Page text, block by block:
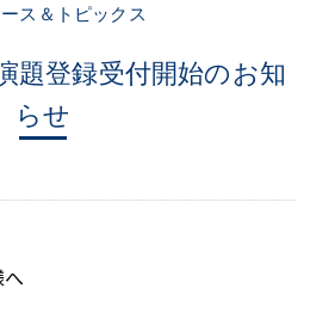
ス＆トピックス
題登録受付開始のお知
らせ